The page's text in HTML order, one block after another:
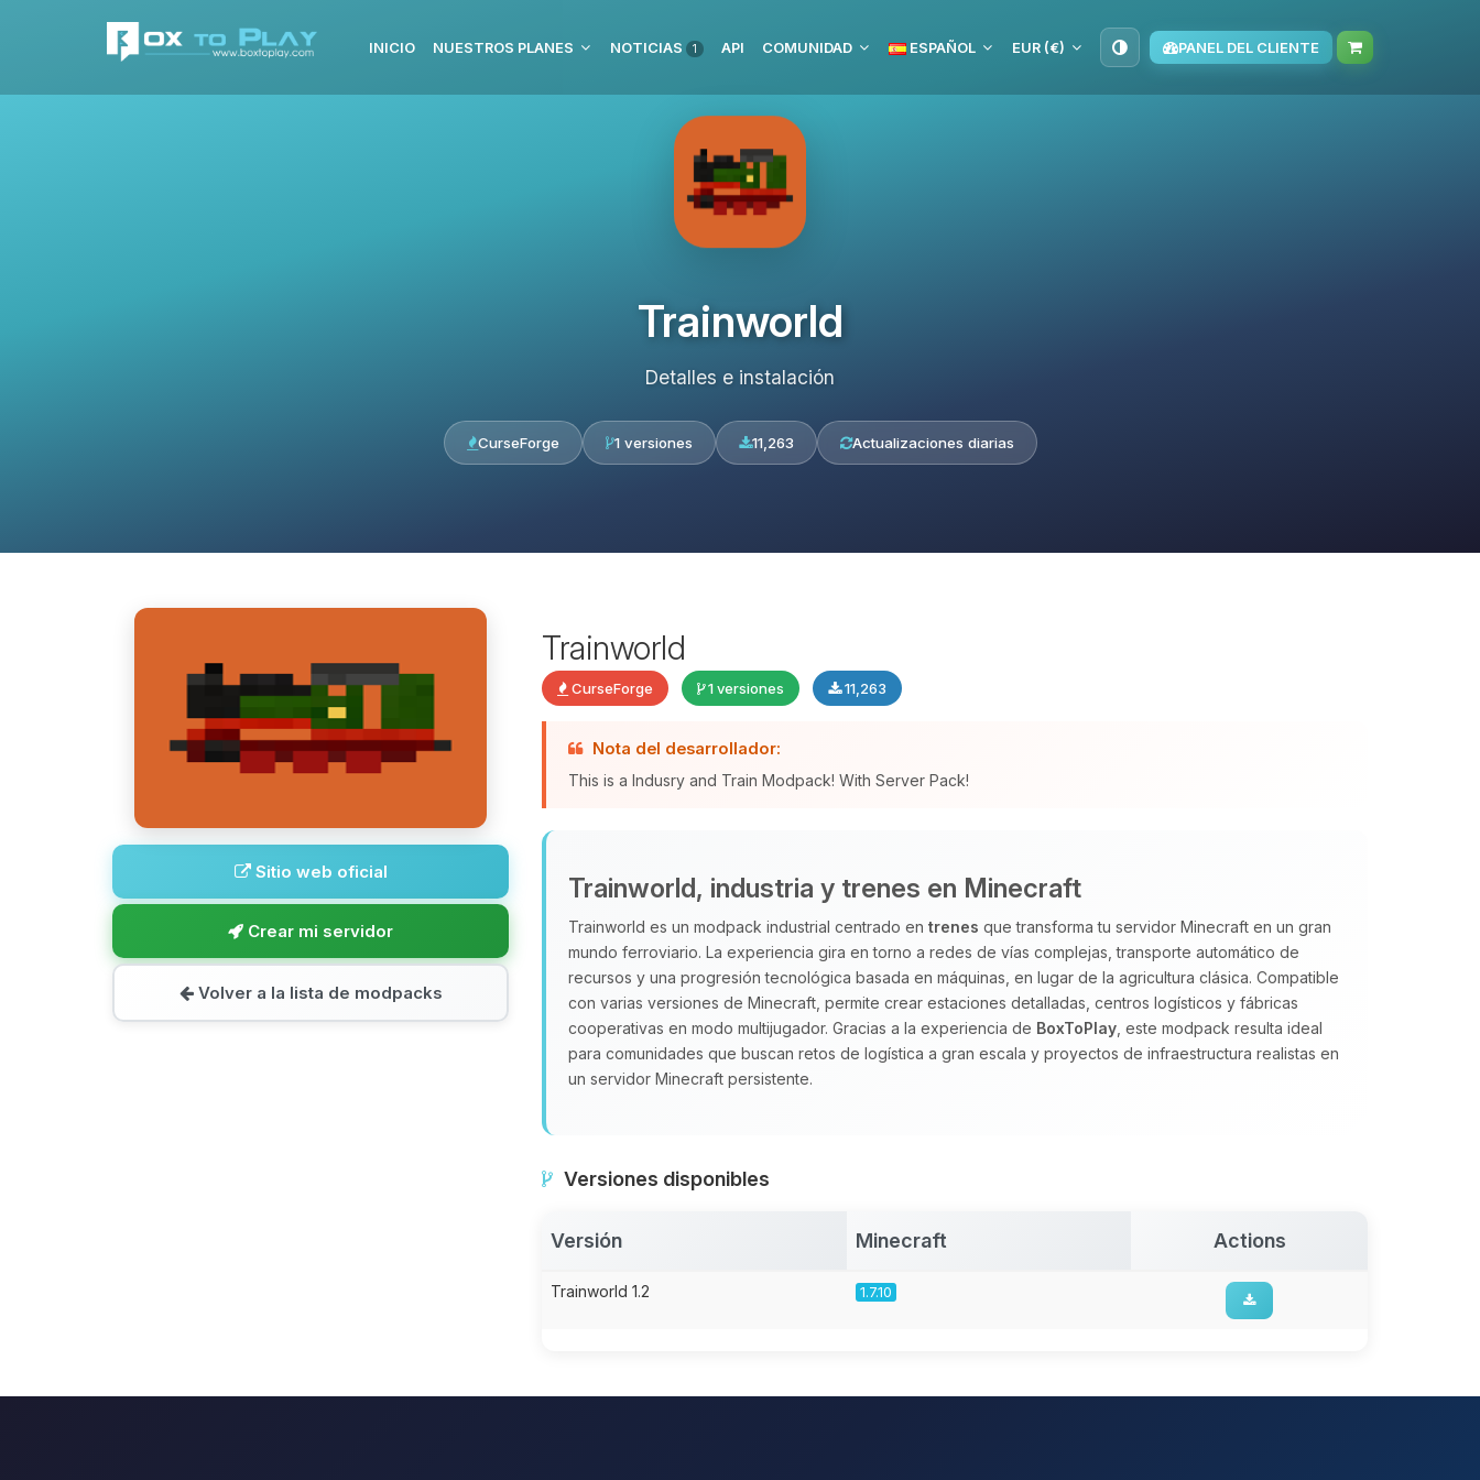
INICIO NUESTROS PLANES NOTICIAS 1 API COMUNIDAD ESPAÑOL EUR (€) PANEL DEL CLIENTE
Trainworld
Detalles e instalación
CurseForge 1 versiones 11,263 Actualizaciones diarias
Sitio web oficial
Crear mi servidor
Volver a la lista de modpacks
Trainworld
CurseForge 1 versiones 11,263
Nota del desarrollador:
This is a Indusry and Train Modpack! With Server Pack!
Trainworld, industria y trenes en Minecraft
Trainworld es un modpack industrial centrado en trenes que transforma tu servidor Minecraft en un gran
mundo ferroviario. La experiencia gira en torno a redes de vías complejas, transporte automático de
recursos y una progresión tecnológica basada en máquinas, en lugar de la agricultura clásica. Compatible
con varias versiones de Minecraft, permite crear estaciones detalladas, centros logísticos y fábricas
cooperativas en modo multijugador. Gracias a la experiencia de BoxToPlay , este modpack resulta ideal
para comunidades que buscan retos de logística a gran escala y proyectos de infraestructura realistas en
un servidor Minecraft persistente.
Versiones disponibles
Versión Minecraft Actions
Trainworld 1.2 1.7.10